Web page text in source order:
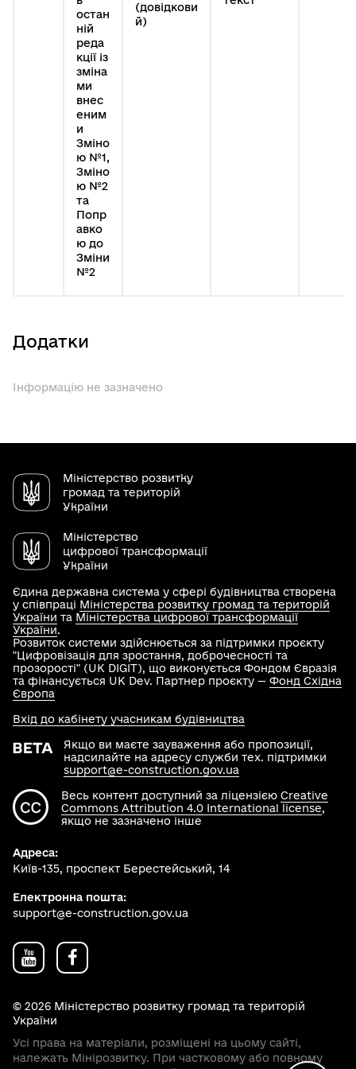
остан
ній
реда
кції із
зміна
ми
внес
еним
и
Зміно
ю №1,
Зміно
ю №2
та
Попр
авко
ю до
Зміни
№2
(довідкови
й)
Додатки
Інформацію не зазначено
Міністерство розвитку
громад та територій
України
Міністерство
цифрової трансформації
України
Єдина державна система у сфері будівництва створена
у співпраці Міністерства розвитку громад та територій
України та Міністерства цифрової трансформації
України.
Розвиток системи здійснюється за підтримки проєкту
"Цифровізація для зростання, доброчесності та
прозорості" (UK DIGIT), що виконується Фондом Євразія
та фінансується UK Dev. Партнер проєкту — Фонд Східна
Європа
Якщо ви маєте зауваження або пропозиції,
надсилайте на адресу служби тех. підтримки
support@e-construction.gov.ua
Весь контент доступний за ліцензією Creative
Commons Attribution 4.0 International license,
якщо не зазначено інше
Вхід до кабінету учасникам будівництва
Адреса:
Київ-135, проспект Берестейський, 14
Електронна пошта:
support@e-construction.gov.ua
© 2026 Міністерство розвитку громад та територій
України
Усі права на матеріали, розміщені на цьому сайті,
належать Мінірозвитку. При частковому або повному